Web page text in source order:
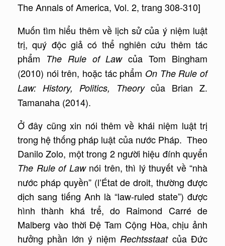
The Annals of America, Vol. 2, trang 308-310]
Muốn tìm hiểu thêm về lịch sử của ý niệm luật
trị, quý độc giả có thể nghiên cứu thêm tác
phẩm The Rule of Lawcủa Tom Bingham
(2010) nói trên, hoặc tác phẩm On The Rule of
Law: History, Politics, Theorycủa Brian Z.
Tamanaha (2014).
Ở đây cũng xin nói thêm về khái niệm luật trị
trong hệ thống pháp luật của nước Pháp. Theo
Danilo Zolo, một trong 2 người hiệu đính quyển
The Rule of Lawnói trên, thì lý thuyết về “nhà
nước pháp quyền” (l’État de droit, thường được
dịch sang tiếng Anh là “law-ruled state”) được
hình thành khá trể, do Raimond Carré de
Malberg vào thời Đệ Tam Cộng Hòa, chịu ảnh
hưởng phần lớn ý niệm Rechtsstaat của Đức